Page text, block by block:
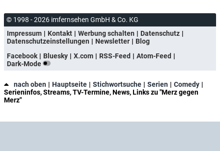
© 1998 - 2026 imfernsehen GmbH & Co. KG
Impressum
Kontakt Werbung schalten
Datenschutz
Datenschutzeinstellungen
Newsletter
Blog
Facebook
Bluesky X.com RSS-Feed
Atom-Feed
Dark-Mode
nach oben Hauptseite Stichwortsuche Serien
Comedy
Serieninfos, Streams, TV-Termine, News, Links zu "Merz gegen
Merz"